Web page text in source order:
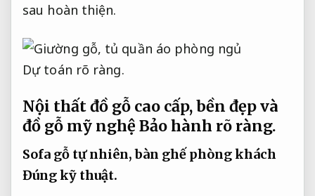
sau hoàn thiện.
Dự toán rõ ràng.
Nội thất đồ gỗ cao cấp, bền đẹp và
đồ gỗ mỹ nghệ Bảo hành rõ ràng.
Sofa gỗ tự nhiên, bàn ghế phòng khách
Đúng kỹ thuật.